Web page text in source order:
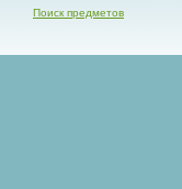
Поиск предметов